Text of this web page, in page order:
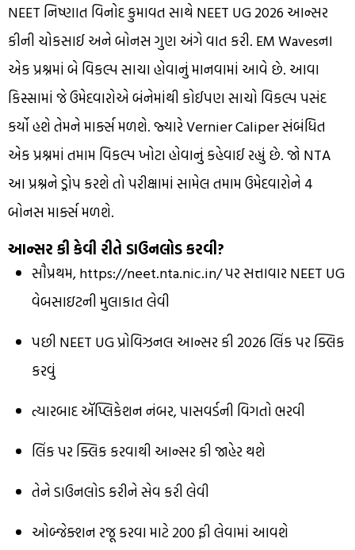
NEET નિષ્ણાત વિનોદ કુમાવત સાથે NEET UG 2026 આન્સર
કીની ચોકસાઈ અને બોનસ ગુણ અંગે વાત કરી. EM Wavesના
એક પ્રશ્નમાં બે વિકલ્પ સાચા હોવાનું માનવામાં આવે છે. આવા
કિસ્સામાં જે ઉમેદવારોએ બંનેમાંથી કોઈપણ સાચો વિકલ્પ પસંદ
કર્યો હશે તેમને માર્ક્સ મળશે. જ્યારે Vernier Caliper સંબંધિત
એક પ્રશ્નમાં તમામ વિકલ્પ ખોટા હોવાનું કહેવાઈ રહ્યું છે. જો NTA
આ પ્રશ્નને ડ્રોપ કરશે તો પરીક્ષામાં સામેલ તમામ ઉમેદવારોને 4
બોનસ માર્ક્સ મળશે.
આન્સર કી કેવી રીતે ડાઉનલોડ કરવી?
સૌપ્રથમ, https://neet.nta.nic.in/ પર સત્તાવાર NEET UG
વેબસાઇટની મુલાકાત લેવી
પછી NEET UG પ્રોવિઝનલ આન્સર કી 2026 લિંક પર ક્લિક
કરવું
ત્યારબાદ ઍપ્લિકેશન નંબર, પાસવર્ડની વિગતો ભરવી
લિંક પર ક્લિક કરવાથી આન્સર કી જાહેર થશે
તેને ડાઉનલોડ કરીને સેવ કરી લેવી
ઓબ્જેક્શન રજૂ કરવા માટે ₹200 ફી લેવામાં આવશે